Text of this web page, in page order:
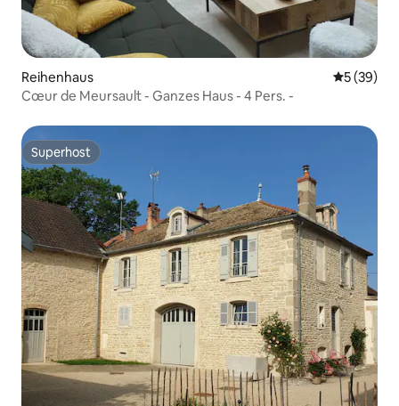
Reihenhaus
5 (39)
Cœur de Meursault - Ganzes Haus - 4 Pers. -
Superhost
Superhost